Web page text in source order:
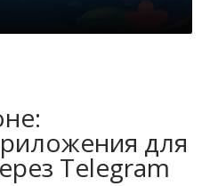
для
Telegram